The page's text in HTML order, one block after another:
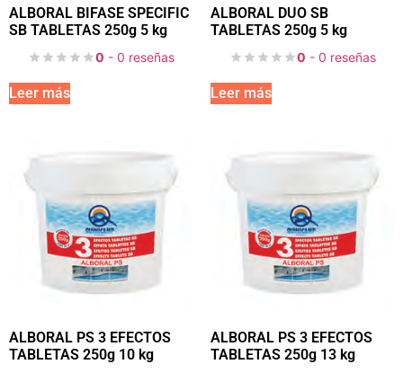
ALBORAL BIFASE SPECIFIC
SB TABLETAS 250g 5 kg
0 - 0 reseñas
Leer más
ALBORAL DUO SB
TABLETAS 250g 5 kg
0 - 0 reseñas
Leer más
ALBORAL PS 3 EFECTOS
TABLETAS 250g 10 kg
ALBORAL PS 3 EFECTOS
TABLETAS 250g 13 kg